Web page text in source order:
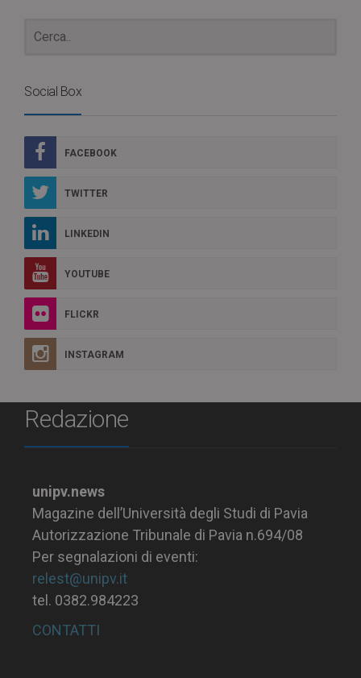
Social Box
FACEBOOK
TWITTER
LINKEDIN
YOUTUBE
FLICKR
INSTAGRAM
Redazione
unipv.news
Magazine dell’Università degli Studi di Pavia
Autorizzazione Tribunale di Pavia n.694/08
Per segnalazioni di eventi:
relest@unipv.it
tel. 0382.984223
CONTATTI